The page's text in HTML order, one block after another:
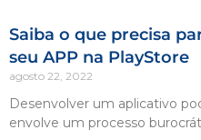
Saiba o que precisa
seu APP na PlayStore
agosto 22, 2022
Desenvolver um aplicativo
envolve um processo